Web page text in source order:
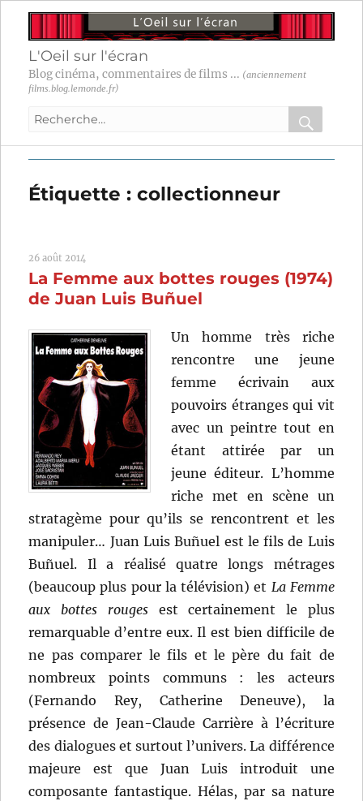
L'Oeil sur l'écran
Blog cinéma, commentaires de films ... (anciennement
films.blog.lemonde.fr)
Recherche
:
OK
Étiquette :collectionneur
26 août 2014
La Femme aux bottes rouges (1974)
de Juan Luis Buñuel
Un homme très riche
rencontre une jeune
femme écrivain aux
pouvoirs étranges qui vit
avec un peintre tout en
étant attirée par un
jeune éditeur. L’homme
riche met en scène un
stratagème pour qu’ils se rencontrent et les
manipuler… Juan Luis Buñuel est le fils de Luis
Buñuel. Il a réalisé quatre longs métrages
(beaucoup plus pour la télévision) et La Femme
aux bottes rougesest certainement le plus
remarquable d’entre eux. Il est bien difficile de
ne pas comparer le fils et le père du fait de
nombreux points communs : les acteurs
(Fernando Rey, Catherine Deneuve), la
présence de Jean-Claude Carrière à l’écriture
des dialogues et surtout l’univers. La différence
majeure est que Juan Luis introduit une
composante fantastique. Hélas, par sa nature